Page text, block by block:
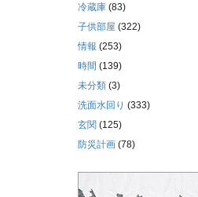
冷蔵庫 (83)
子供部屋 (322)
情報 (253)
時間 (139)
未分類 (3)
洗面水回り (333)
玄関 (125)
防災計画 (78)